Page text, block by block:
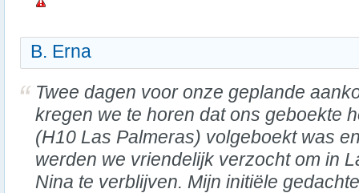
B. Erna
Twee dagen voor onze geplande
kregen we te horen dat ons geboekte
(H10 Las Palmeras) volgeboekt was
werden we vriendelijk verzocht om in
Nina te verblijven. Mijn initiële